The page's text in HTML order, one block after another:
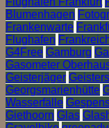
Blumenhagen
Frankenwarte
Flughafen
G4Free Gamburg
Gasometer
Geisterjäger
Georgsmarienhütte
Wasserfälle
Giethoorn Glas